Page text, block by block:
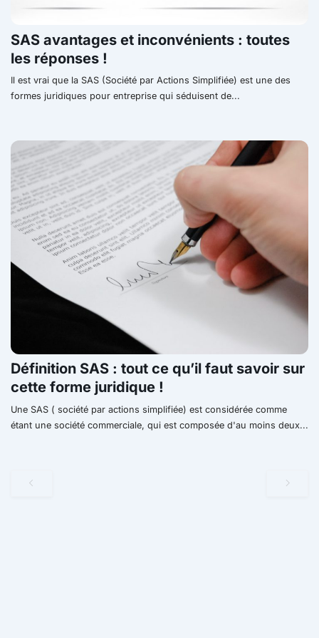
SAS avantages et inconvénients : toutes
les réponses !
Il est vrai que la SAS (Société par Actions Simplifiée) est une des
formes juridiques pour entreprise qui séduisent de...
Définition SAS : tout ce qu’il faut savoir sur
cette forme juridique !
Une SAS ( société par actions simplifiée) est considérée comme
étant une société commerciale, qui est composée d'au moins deux...